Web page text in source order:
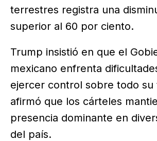
terrestres registra una
superior al 60 por ciento.
Trump insistió en que el
mexicano enfrenta
ejercer control sobre todo
afirmó que los cárteles
presencia dominante en
del país.